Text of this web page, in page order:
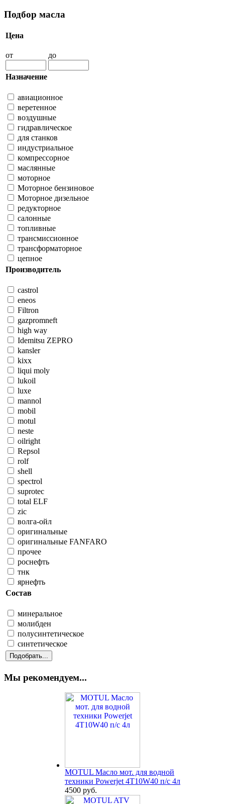
Подбор масла
Цена
от до
Назначение
авиационное
веретенное
воздушные
гидравлическое
для станков
индустриальное
компрессорное
маслянные
моторное
Моторное бензиновое
Моторное дизельное
редукторное
салонные
топливные
трансмиссионное
трансформаторное
цепное
Производитель
castrol
eneos
Filtron
gazpromneft
high way
Idemitsu ZEPRO
kansler
kixx
liqui moly
lukoil
luxe
mannol
mobil
motul
neste
oilright
Repsol
rolf
shell
spectrol
suprotec
total ELF
zic
волга-ойл
оригинальные
оригинальные FANFARO
прочее
роснефть
тнк
ярнефть
Состав
минеральное
молибден
полусинтетическое
синтетическое
Мы рекомендуем...
MOTUL Масло мот. для водной
техники Powerjet 4T10W40 п/с 4л
4500 руб.